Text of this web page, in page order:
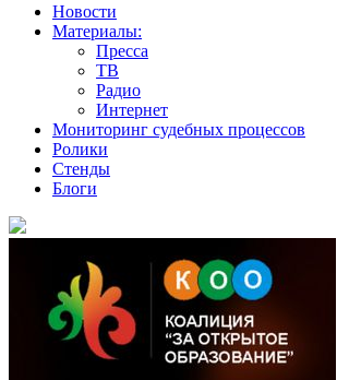
Новости
Материалы:
Пресса
ТВ
Радио
Интернет
Мониторинг судебных процессов
Ролики
Стенды
Блоги